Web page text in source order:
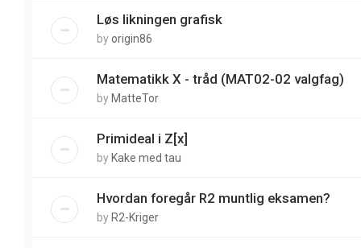
Løs likningen grafisk
byorigin86
Matematikk X - tråd (MAT02-02 valgfag)
by MatteTor
Primideal i Z[x]
by Kake med tau
Hvordan foregår R2 muntlig eksamen?
by R2-Kriger